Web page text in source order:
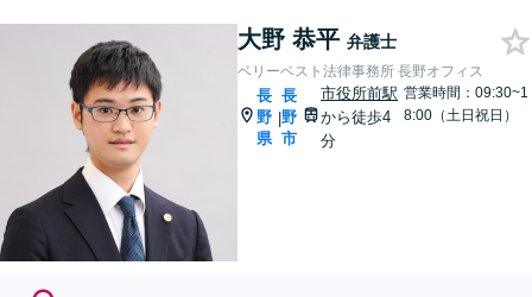
大野 恭平 弁護士
ベリーベスト法律事務所 長野オフィス
長
野
県
|
長
野
市
市役所前駅
から徒歩4
分
営業時間：09:30~1
8:00（土日祝日）